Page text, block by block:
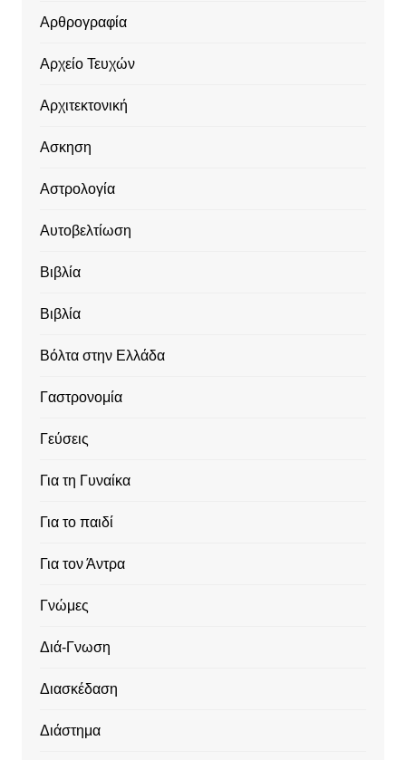
Αρθρογραφία
Αρχείο Τευχών
Αρχιτεκτονική
Ασκηση
Αστρολογία
Αυτοβελτίωση
Βιβλία
Βιβλία
Βόλτα στην Ελλάδα
Γαστρονομία
Γεύσεις
Για τη Γυναίκα
Για το παιδί
Για τον Άντρα
Γνώμες
Διά-Γνωση
Διασκέδαση
Διάστημα